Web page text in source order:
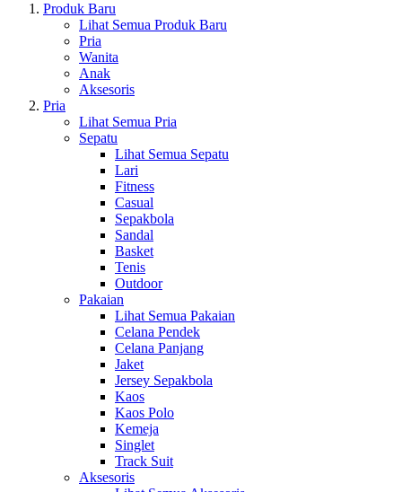
Produk Baru
Lihat Semua Produk Baru
Pria
Wanita
Anak
Aksesoris
Pria
Lihat Semua Pria
Sepatu
Lihat Semua Sepatu
Lari
Fitness
Casual
Sepakbola
Sandal
Basket
Tenis
Outdoor
Pakaian
Lihat Semua Pakaian
Celana Pendek
Celana Panjang
Jaket
Jersey Sepakbola
Kaos
Kaos Polo
Kemeja
Singlet
Track Suit
Aksesoris